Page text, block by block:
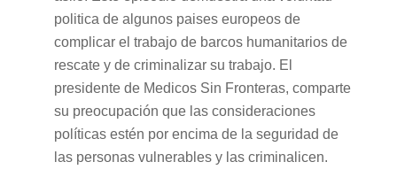
politica de algunos paises europeos de
complicar el trabajo de barcos humanitarios de
rescate y de criminalizar su trabajo. El
presidente de Medicos Sin Fronteras, comparte
su preocupación que las consideraciones
políticas estén por encima de la seguridad de
las personas vulnerables y las criminalicen.